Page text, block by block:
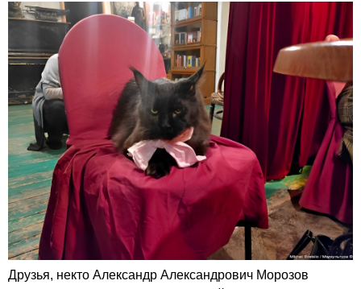
Друзья, некто Александр Александрович Морозов